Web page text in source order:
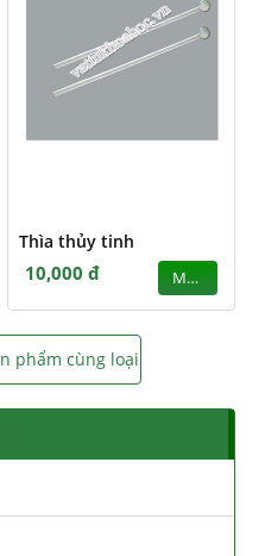
Thìa thủy tinh
10,000 đ MUA
phẩm cùng loại